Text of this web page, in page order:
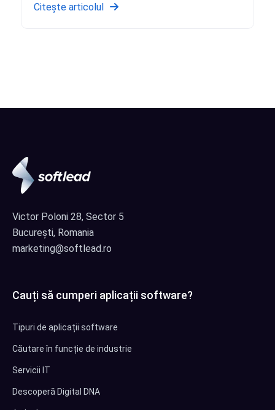
Citește articolul
Victor Poloni 28, Sector 5
București, Romania
marketing@softlead.ro
Cauți să cumperi aplicații software?
Tipuri de aplicații software
Căutare în funcție de industrie
Servicii IT
Descoperă Digital DNA